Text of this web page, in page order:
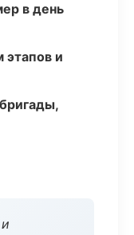
в день
этапов и